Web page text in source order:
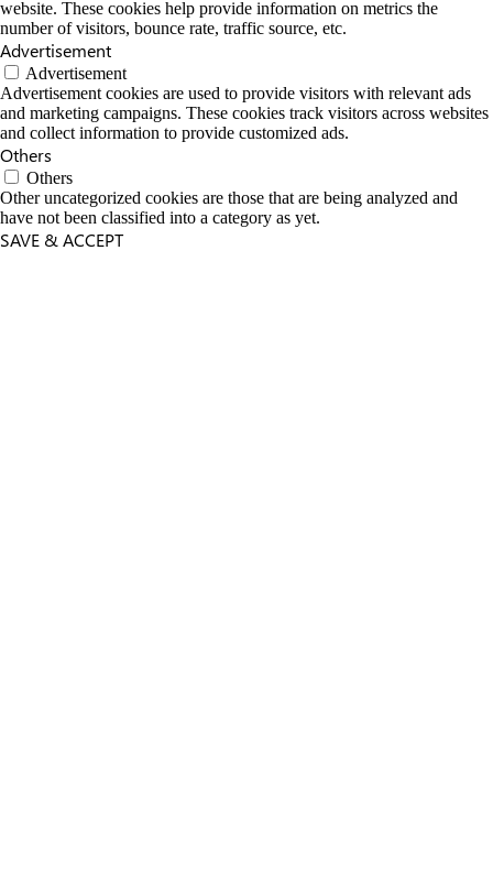
website. These cookies help provide information on metrics the
number of visitors, bounce rate, traffic source, etc.
Advertisement
Advertisement
Advertisement cookies are used to provide visitors with relevant ads
and marketing campaigns. These cookies track visitors across websites
and collect information to provide customized ads.
Others
Others
Other uncategorized cookies are those that are being analyzed and
have not been classified into a category as yet.
SAVE & ACCEPT